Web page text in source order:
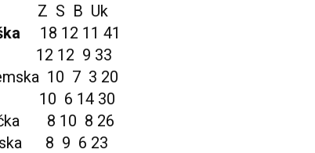
Z S B Uk
18 12 11 41
12 12 9 33
10 7 3 20
10 6 14 30
8 10 8 26
8 9 6 23